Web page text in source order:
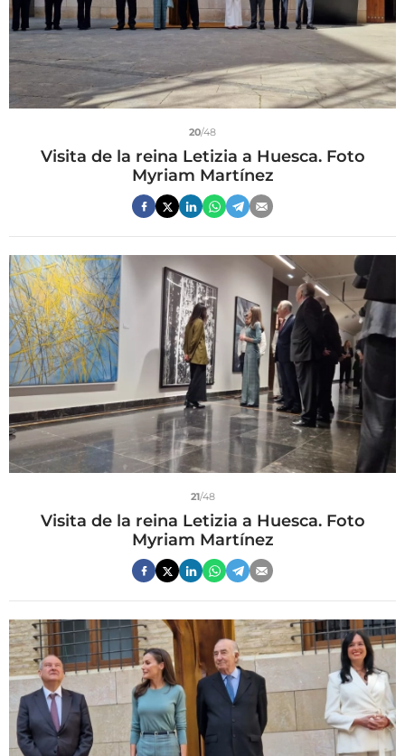
20/48
Visita de la reina Letizia a Huesca. Foto
Myriam Martínez
21/48
Visita de la reina Letizia a Huesca. Foto
Myriam Martínez